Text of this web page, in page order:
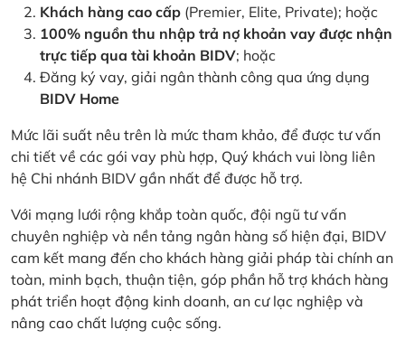
Khách hàng cao cấp (Premier, Elite, Private); hoặc
100% nguồn thu nhập trả nợ khoản vay được nhận
trực tiếp qua tài khoản BIDV; hoặc
Đăng ký vay, giải ngân thành công qua ứng dụng
BIDV Home
Mức lãi suất nêu trên là mức tham khảo, để được tư vấn
chi tiết về các gói vay phù hợp, Quý khách vui lòng liên
hệ Chi nhánh BIDV gần nhất để được hỗ trợ.
Với mạng lưới rộng khắp toàn quốc, đội ngũ tư vấn
chuyên nghiệp và nền tảng ngân hàng số hiện đại, BIDV
cam kết mang đến cho khách hàng giải pháp tài chính an
toàn, minh bạch, thuận tiện, góp phần hỗ trợ khách hàng
phát triển hoạt động kinh doanh, an cư lạc nghiệp và
nâng cao chất lượng cuộc sống.